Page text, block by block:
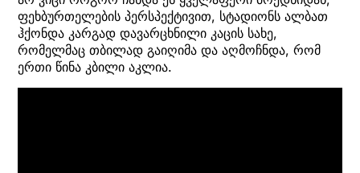
ფეხბურთელების პერსპექტივით, სტადიონს ალბათ
ჰქონდა კარგად დავარცხნილი კაცის სახე,
რომელმაც თბილად გაიღიმა და აღმოჩნდა, რომ
ერთი წინა კბილი აკლია.